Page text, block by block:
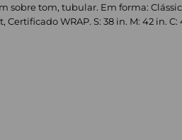
sobre tom, tubular. Em forma:
WRAP. S: 38 in. M: 42 in. C: